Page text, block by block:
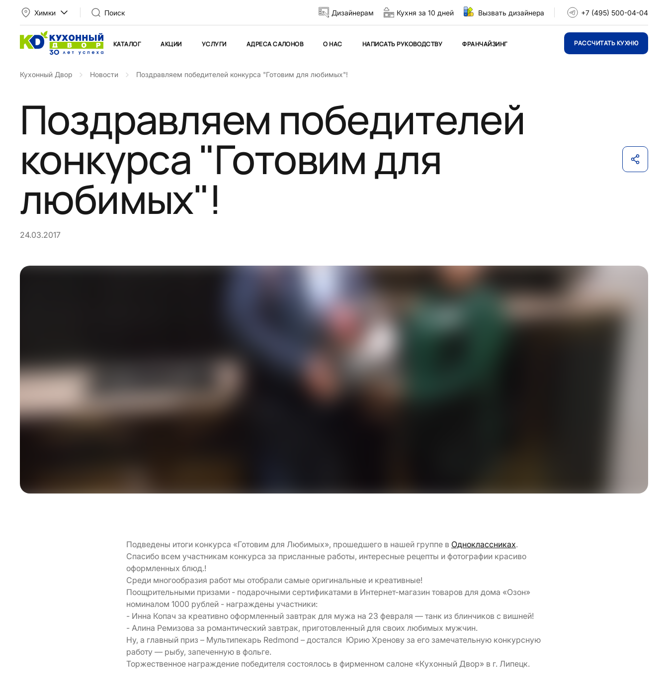
Химки Поиск Дизайнерам Кухня за 10 дней Вызвать дизайнера +7 (495) 500-04-04
КАТАЛОГ АКЦИИ УСЛУГИ АДРЕСА САЛОНОВ О НАС НАПИСАТЬ РУКОВОДСТВУ ФРАНЧАЙЗИНГ РАССЧИТАТЬ КУХНЮ
Кухонный Двор Новости Поздравляем победителей конкурса "Готовим для любимых"!
Поздравляем победителей
конкурса "Готовим для
любимых"!
24.03.2017
Подведены итоги конкурса «Готовим для Любимых», прошедшего в нашей группе в Одноклассниках.
Спасибо всем участникам конкурса за присланные работы, интересные рецепты и фотографии красиво
оформленных блюд.!
Среди многообразия работ мы отобрали самые оригинальные и креативные!
Поощрительными призами - подарочными сертификатами в Интернет-магазин товаров для дома «Озон»
номиналом 1000 рублей - награждены участники:
- Инна Копач за креативно оформленный завтрак для мужа на 23 февраля — танк из блинчиков с вишней!
- Алина Ремизова за романтический завтрак, приготовленный для своих любимых мужчин.
Ну, а главный приз – Мультипекарь Redmond – достался Юрию Хренову за его замечательную конкурсную
работу — рыбу, запеченную в фольге.
Торжественное награждение победителя состоялось в фирменном салоне «Кухонный Двор» в г. Липецк.